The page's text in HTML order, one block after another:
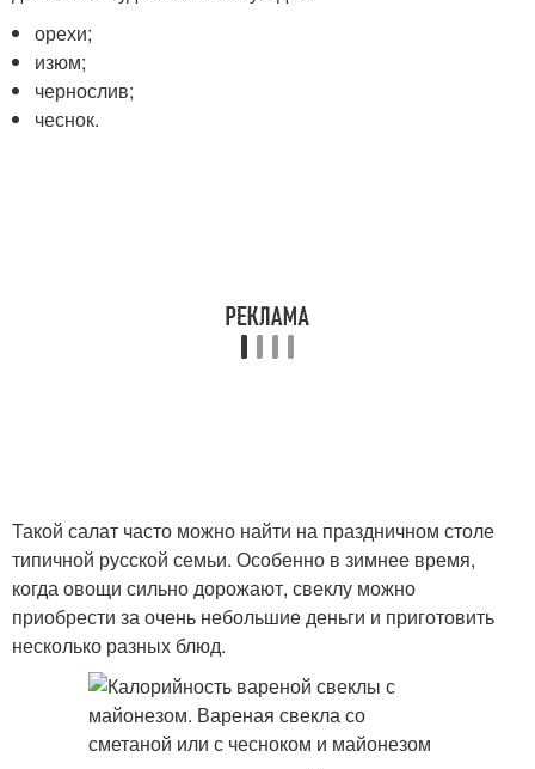
орехи;
изюм;
чернослив;
чеснок.
Такой салат часто можно найти на праздничном столе
типичной русской семьи. Особенно в зимнее время,
когда овощи сильно дорожают, свеклу можно
приобрести за очень небольшие деньги и приготовить
несколько разных блюд.